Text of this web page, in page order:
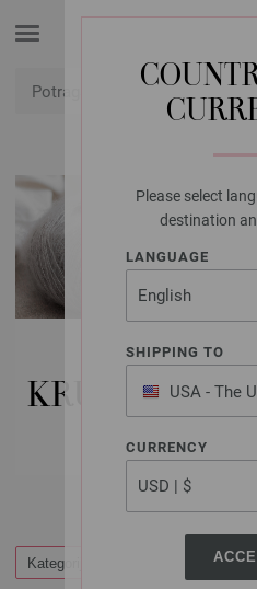
Please select
destination
LANGUAGE
SHIPPING TO
USA - The
of America
CURRENCY
LANA
KRUŽNO
Kategorije